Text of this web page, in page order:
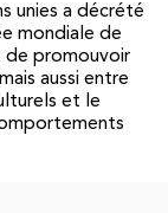
unies a décrété
mondiale de
de promouvoir
aussi entre
et le